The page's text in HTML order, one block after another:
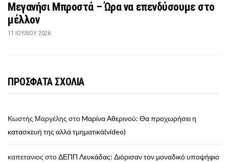
Μεγανήσι Μπροστά – Ώρα να επενδύσουμε στο
μέλλον
11 ΙΟΥΛΊΟΥ 2026
ΠΡΟΣΦΑΤΑ ΣΧΟΛΙΑ
Κωστής Μαργέλης στοMαρίνα Αθερινού: Θα προχωρήσει η
κατασκευή της αλλά τμηματικά(video)
καπετανιος στοΔΕΠΠ Λευκάδας: Διόρισαν τον μοναδικό υποψήφιο